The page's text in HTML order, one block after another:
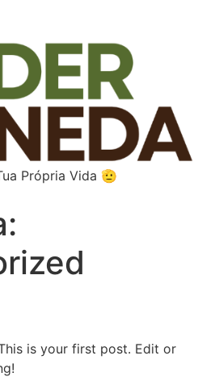
Própria Vida 🫡
is your first post. Edit or